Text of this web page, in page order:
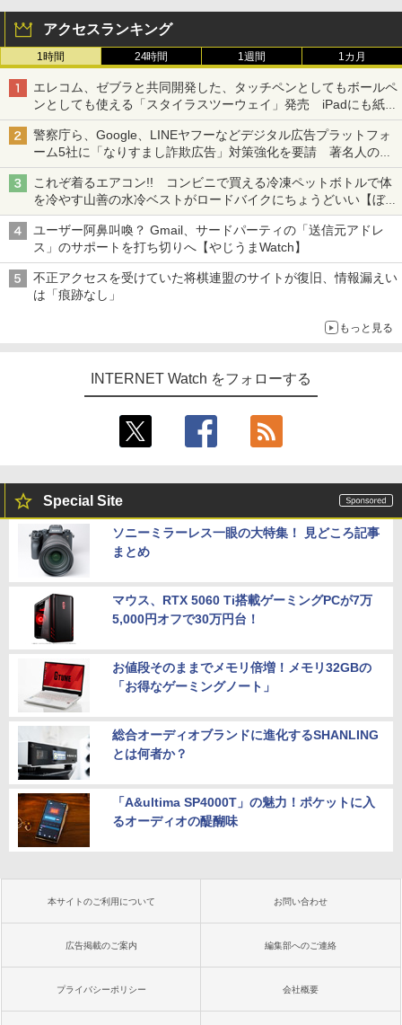
アクセスランキング
1時間 24時間 1週間 1カ月
エレコム、ゼブラと共同開発した、タッチペンとしてもボールペ
ンとしても使える「スタイラスツーウェイ」発売 iPadにも紙に
も、持ち替えずに書き込める
警察庁ら、Google、LINEヤフーなどデジタル広告プラットフォ
ーム5社に「なりすまし詐欺広告」対策強化を要請 著名人の写
真や映像を使った投資詐欺などへの対策として
これぞ着るエアコン!! コンビニで買える冷凍ペットボトルで体
を冷やす山善の水冷ベストがロードバイクにちょうどいい【ぼっ
ち・ざ・ろーど！その14】【空いた時間でなにしてる？】
ユーザー阿鼻叫喚？ Gmail、サードパーティの「送信元アドレ
ス」のサポートを打ち切りへ【やじうまWatch】
不正アクセスを受けていた将棋連盟のサイトが復旧、情報漏えい
は「痕跡なし」
もっと見る
INTERNET Watch をフォローする
Special Site
ソニーミラーレス一眼の大特集！ 見どころ記事
まとめ
マウス、RTX 5060 Ti搭載ゲーミングPCが7万
5,000円オフで30万円台！
お値段そのままでメモリ倍増！メモリ32GBの
「お得なゲーミングノート」
総合オーディオブランドに進化するSHANLING
とは何者か？
「A&ultima SP4000T」の魅力！ポケットに入
るオーディオの醍醐味
本サイトのご利用について お問い合わせ
広告掲載のご案内 編集部へのご連絡
プライバシーポリシー 会社概要